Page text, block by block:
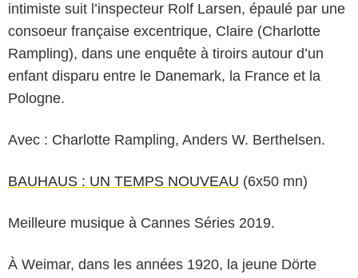
intimiste suit l’inspecteur Rolf Larsen, épaulé par une
consoeur française excentrique, Claire (Charlotte
Rampling), dans une enquête à tiroirs autour d’un
enfant disparu entre le Danemark, la France et la
Pologne.
Avec : Charlotte Rampling, Anders W. Berthelsen.
BAUHAUS : UN TEMPS NOUVEAU (6x50 mn)
Meilleure musique à Cannes Séries 2019.
À Weimar, dans les années 1920, la jeune Dörte